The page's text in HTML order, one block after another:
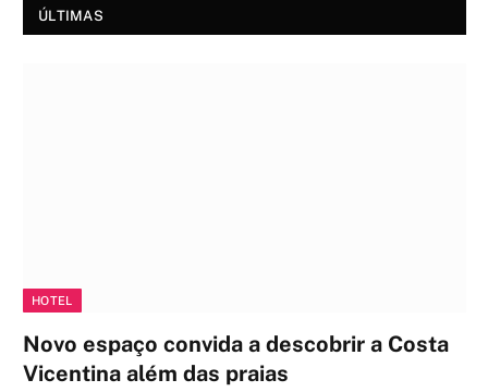
ÚLTIMAS
HOTEL
Novo espaço convida a descobrir a Costa
Vicentina além das praias